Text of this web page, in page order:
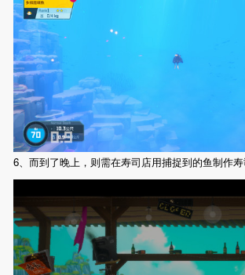
6、而到了晚上，则需在寿司店用捕捉到的鱼制作寿